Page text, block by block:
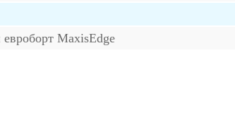
MaxisEdge